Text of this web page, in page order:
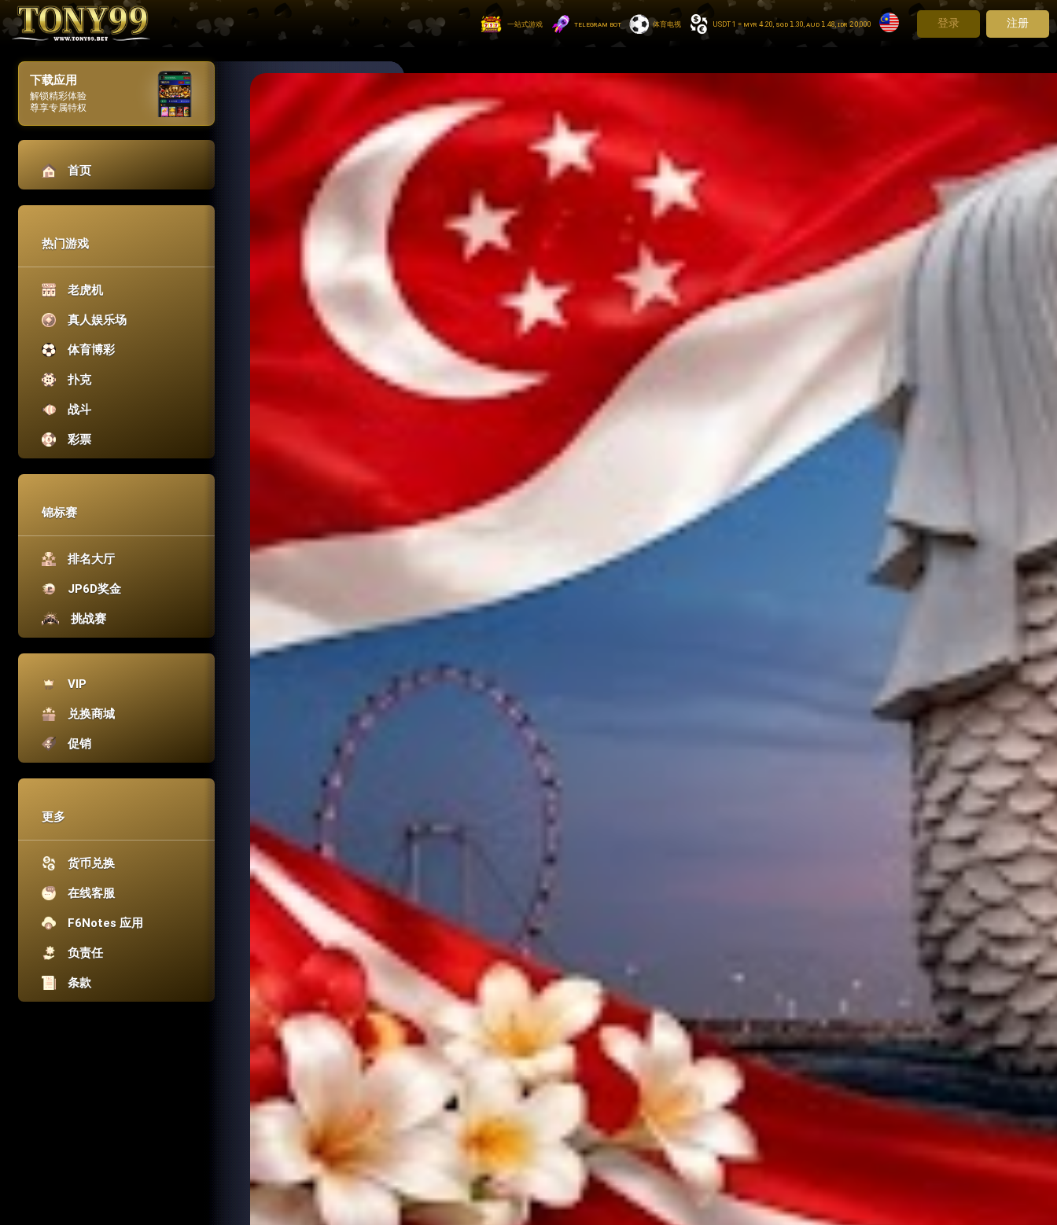
下载应用
解锁精彩体验
尊享专属特权
首页
热门游戏
老虎机
真人娱乐场
体育博彩
扑克
战斗
彩票
锦标赛
排名大厅
JP6D奖金
挑战赛
VIP
兑换商城
促销
更多
货币兑换
在线客服
F6Notes 应用
负责任
条款
一站式游戏 ᴛᴇʟᴇɢʀᴀᴍ ʙᴏᴛ 体育电视 USDT 1 = ᴍʏʀ 𝟦.20, ꜱɢᴅ 𝟣.30, ᴀᴜᴅ 𝟣.48, ɪᴅʀ 𝟤𝟢,000 登录 注册